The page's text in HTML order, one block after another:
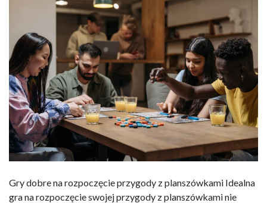
Gry dobre na rozpoczęcie przygody z planszówkami Idealna
gra na rozpoczęcie swojej przygody z planszówkami nie